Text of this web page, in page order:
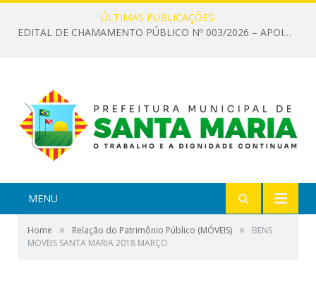
ÚLTIMAS PUBLICAÇÕES:
EDITAL DE CHAMAMENTO PÚBLICO Nº 003/2026 – APOIO À INFRAESTRUTURA CULTURAL
MENU
Home » Relação do Patrimônio Público (MÓVEIS) »
BENS
MOVEIS SANTA MARIA 2018 MARÇO